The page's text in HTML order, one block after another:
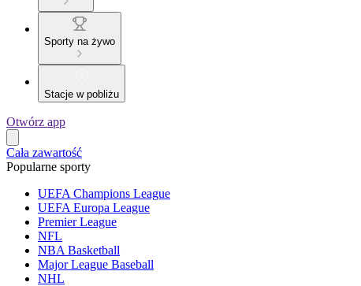
Sporty na żywo
Stacje w pobliżu
Otwórz app
Cała zawartość
Popularne sporty
UEFA Champions League
UEFA Europa League
Premier League
NFL
NBA Basketball
Major League Baseball
NHL